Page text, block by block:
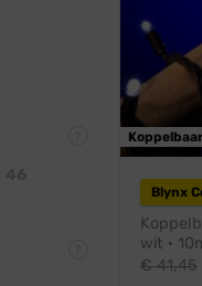
Koppelbaar
Blynx
wit ·
€41,45